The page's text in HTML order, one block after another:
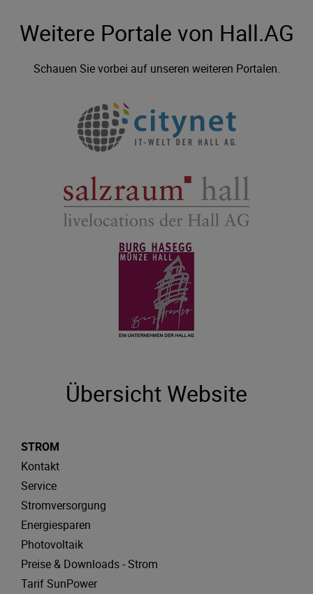
Weitere Portale von Hall.AG
Schauen Sie vorbei auf unseren weiteren Portalen.
Übersicht Website
STROM
Kontakt
Service
Stromversorgung
Energiesparen
Photovoltaik
Preise & Downloads - Strom
Tarif SunPower